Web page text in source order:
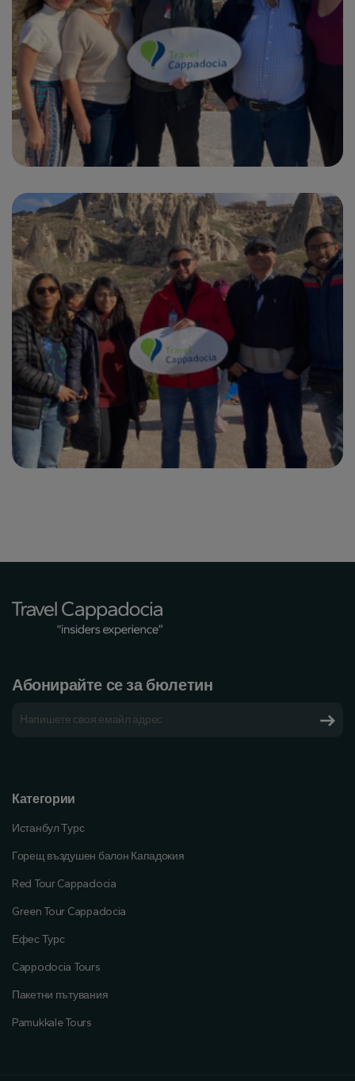
Абонирайте се за бюлетин
Категории
Истанбул Турс
Горещ въздушен балон Кападокия
Red Tour Cappadocia
Green Tour Cappadocia
Ефес Турс
Cappodocia Tours
Пакетни пътувания
Pamukkale Tours